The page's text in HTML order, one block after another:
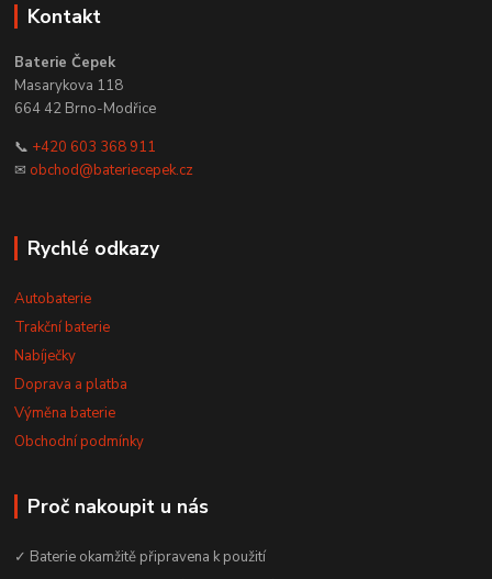
Kontakt
Baterie Čepek
Masarykova 118
664 42 Brno-Modřice
📞 +420 603 368 911
✉ obchod@bateriecepek.cz
Rychlé odkazy
Autobaterie
Trakční baterie
Nabíječky
Doprava a platba
Výměna baterie
Obchodní podmínky
Proč nakoupit u nás
✓ Baterie okamžitě připravena k použití